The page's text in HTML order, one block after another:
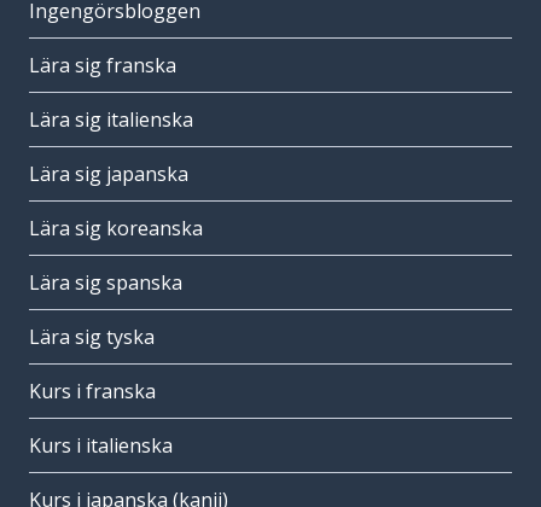
Ingengörsbloggen
Lära sig franska
Lära sig italienska
Lära sig japanska
Lära sig koreanska
Lära sig spanska
Lära sig tyska
Kurs i franska
Kurs i italienska
Kurs i japanska (kanji)